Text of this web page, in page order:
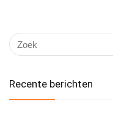
Recente berichten